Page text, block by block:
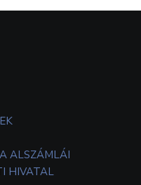
ALSZÁMLÁI
HIVATAL